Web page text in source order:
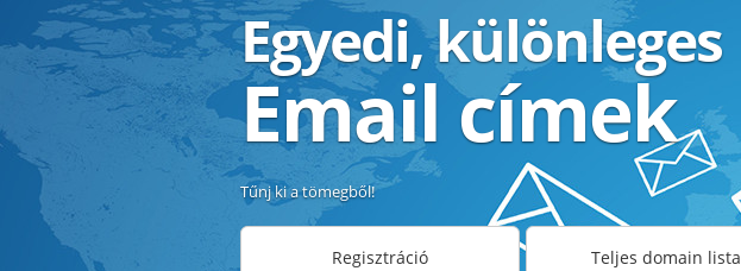
Egyedi, különleges
Email címek
Tűnj ki a tömegből!
Regisztráció Teljes domain lista